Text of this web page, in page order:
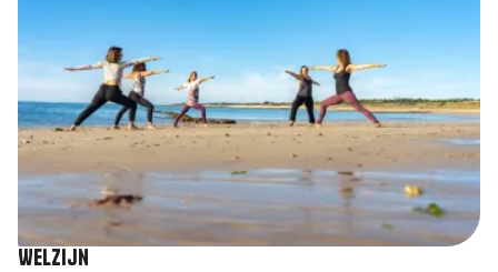
Welzijn